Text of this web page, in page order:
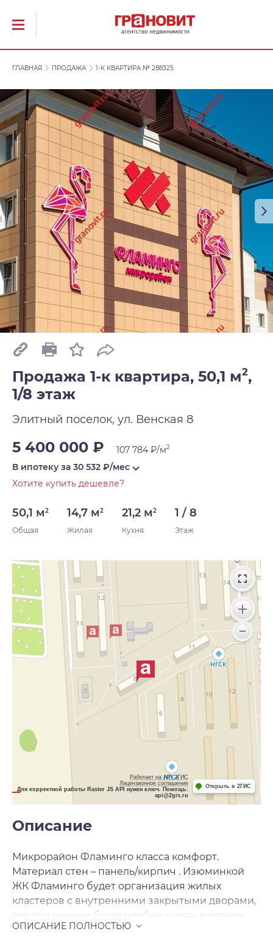
ГЛАВНАЯ ПРОДАЖА 1-К КВАРТИРА № 288325
Продажа 1-к квартира, 50,1 м2,
1/8 этаж
Элитный поселок, ул. Венская 8
5 400 000 ₽ 107 784 ₽/м2
В ипотеку за 30 532 ₽/мес
Хотите купить дешевле?
50,1 м2
Общая
14,7 м2
Жилая
21,2 м2
Кухня
1 / 8
Этаж
Работает на API 2ГИС
Лицензионное соглашение
Для корректной работы Raster JS API нужен ключ. Помощь:
api@2gis.ru
Открыть в 2ГИС
Описание
Микрорайон Фламинго класса комфорт.
Материал стен – панель/кирпич . Изюминкой
ЖК Фламинго будет организация жилых
кластеров с внутренними закрытыми дворами,
где под окнами будет удобно гулять с детьми.
Для продажи будут предложены 1-2-3-